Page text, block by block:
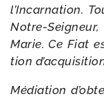
l’Incarnation.
Notre-​
Marie. Ce Fiat
tion
Médiation